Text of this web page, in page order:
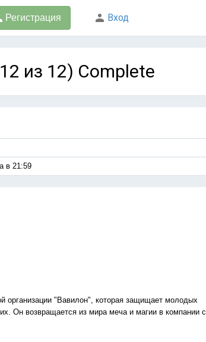
Регистрация Вход
из 12) Complete
в 21:59
организации "Вавилон", которая защищает молодых
Он возвращается из мира меча и магии в компании с